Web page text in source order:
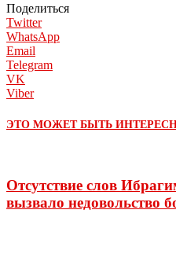
Поделиться
Twitter
WhatsApp
Email
Telegram
VK
Viber
ЭТО МОЖЕТ БЫТЬ
Отсутствие слов
вызвало недовольство